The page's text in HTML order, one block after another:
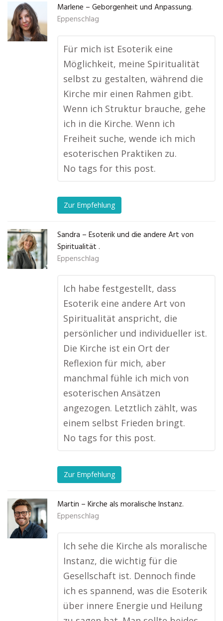
Marlene – Geborgenheit und Anpassung.
Eppenschlag
Für mich ist Esoterik eine
Möglichkeit, meine Spiritualität
selbst zu gestalten, während die
Kirche mir einen Rahmen gibt.
Wenn ich Struktur brauche, gehe
ich in die Kirche. Wenn ich
Freiheit suche, wende ich mich
esoterischen Praktiken zu.
No tags for this post.
Zur Empfehlung
Sandra – Esoterik und die andere Art von
Spiritualität .
Eppenschlag
Ich habe festgestellt, dass
Esoterik eine andere Art von
Spiritualität anspricht, die
persönlicher und individueller ist.
Die Kirche ist ein Ort der
Reflexion für mich, aber
manchmal fühle ich mich von
esoterischen Ansätzen
angezogen. Letztlich zählt, was
einem selbst Frieden bringt.
No tags for this post.
Zur Empfehlung
Martin – Kirche als moralische Instanz.
Eppenschlag
Ich sehe die Kirche als moralische
Instanz, die wichtig für die
Gesellschaft ist. Dennoch finde
ich es spannend, was die Esoterik
über innere Energie und Heilung